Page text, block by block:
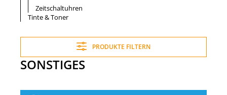
Zeitschaltuhren
Tinte & Toner
PRODUKTE FILTERN
SONSTIGES